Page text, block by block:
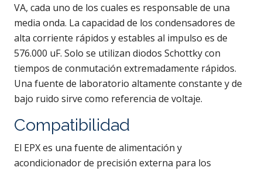
VA, cada uno de los cuales es responsable de una
media onda. La capacidad de los condensadores de
alta corriente rápidos y estables al impulso es de
576.000 uF. Solo se utilizan diodos Schottky con
tiempos de conmutación extremadamente rápidos.
Una fuente de laboratorio altamente constante y de
bajo ruido sirve como referencia de voltaje.
Compatibilidad
El EPX es una fuente de alimentación y
acondicionador de precisión externa para los